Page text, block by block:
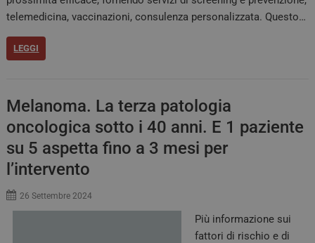
telemedicina, vaccinazioni, consulenza personalizzata. Questo…
LEGGI
Melanoma. La terza patologia
oncologica sotto i 40 anni. E 1 paziente
su 5 aspetta fino a 3 mesi per
l’intervento
26 Settembre 2024
Più informazione sui
fattori di rischio e di